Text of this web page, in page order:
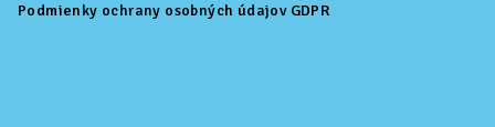
Podmienky ochrany osobných údajov GDPR